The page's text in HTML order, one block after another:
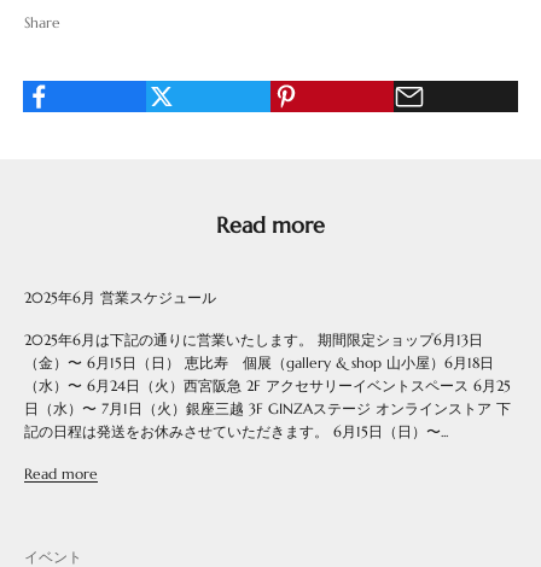
Share
Read more
2025年6月 営業スケジュール
2025年6月は下記の通りに営業いたします。 期間限定ショップ6月13日
（金）〜 6月15日（日） 恵比寿 個展（gallery & shop 山小屋）6月18日
（水）〜 6月24日（火）西宮阪急 2F アクセサリーイベントスペース 6月25
日（水）〜 7月1日（火）銀座三越 3F GINZAステージ オンラインストア 下
記の日程は発送をお休みさせていただきます。 6月15日（日）〜...
Read more
イベント